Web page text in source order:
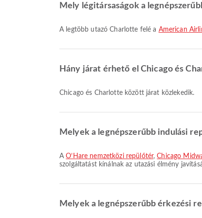
Mely légitársaságok a
A legtöbb utazó Charlotte felé a American
Hány járat érhető el Chicago és
Chicago és Charlotte között járat közlekedik.
Melyek a legnépszerűbb indulási
AO’Hare nemzetközi repülőtér,Chicago
szolgáltatást kínálnak az utazási élmény
Melyek a legnépszerűbb érkezési